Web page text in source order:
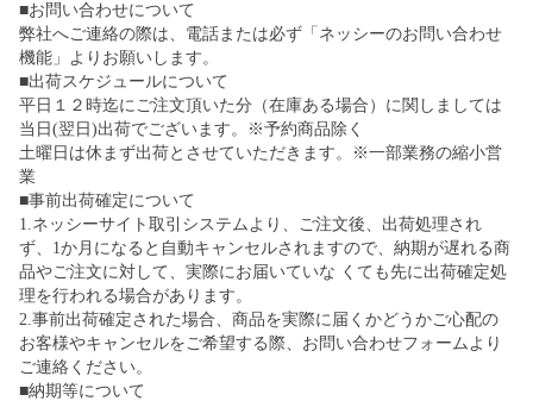
■お問い合わせについて
弊社へご連絡の際は、電話または必ず「ネッシーのお問い合わせ
機能」よりお願いします。
■出荷スケジュールについて
平日１２時迄にご注文頂いた分（在庫ある場合）に関しましては
当日(翌日)出荷でございます。※予約商品除く
土曜日は休まず出荷とさせていただきます。※一部業務の縮小営
業
■事前出荷確定について
1.ネッシーサイト取引システムより、ご注文後、出荷処理され
ず、1か月になると自動キャンセルされますので、納期が遅れる商
品やご注文に対して、実際にお届いていな くても先に出荷確定処
理を行われる場合があります。
2.事前出荷確定された場合、商品を実際に届くかどうかご心配の
お客様やキャンセルをご希望する際、お問い合わせフォームより
ご連絡ください。
■納期等について